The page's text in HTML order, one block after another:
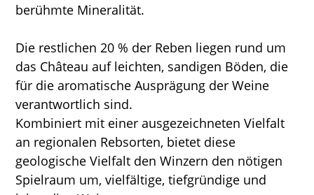
berühmte Mineralität.
Die restlichen 20 % der Reben liegen rund um
das Château auf leichten, sandigen Böden, die
für die aromatische Ausprägung der Weine
verantwortlich sind.
Kombiniert mit einer ausgezeichneten Vielfalt
an regionalen Rebsorten, bietet diese
geologische Vielfalt den Winzern den nötigen
Spielraum um, vielfältige, tiefgründige und